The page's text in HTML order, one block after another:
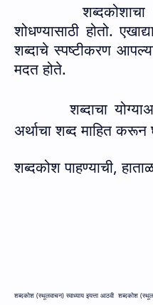
शोधण्यासाठी होतो.
शब्दाचे स्पष्टीकरण
मदत होते.
शब्दाचा
अर्थाचा शब्द माहित
शब्दकोश पाहण्याची,
शब्दकोश (स्थूलवाचन) स्वाध्याय इयत्ता आठवी शब्दकोश